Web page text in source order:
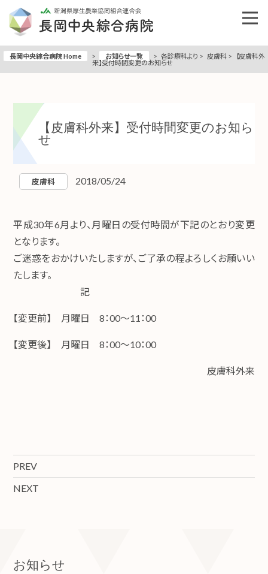
長岡中央綜合病院 Home > お知らせ一覧 > 各診療科より > 皮膚科>
【皮膚科外
来】受付時間変更のお知らせ
【皮膚科外来】受付時間変更のお知ら
せ
皮膚科 2018/05/24
平成30年6月より、月曜日の受付時間が下記のとおり変更
となります。
ご迷惑をおかけいたしますが、ご了承の程よろしくお願いい
たします。
記
【変更前】 月曜日 8：00～11：00
【変更後】 月曜日 8：00～10：00
皮膚科外来
PREV
NEXT
お知らせ